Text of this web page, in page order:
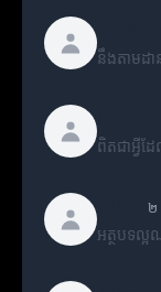
នឹងតាមដា
ពិតជាអ្វីដ
២
អត្ថបទល្